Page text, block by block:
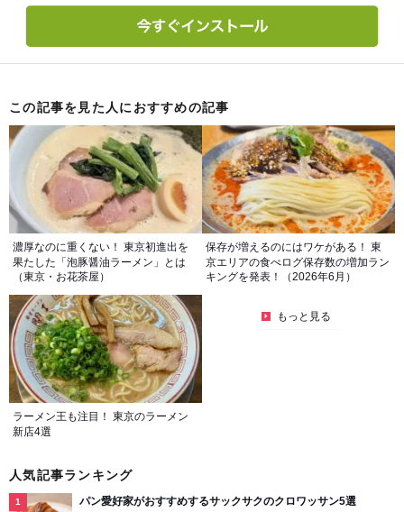
この記事を見た人におすすめの記事
濃厚なのに重くない！ 東京初進出を
果たした「泡豚醤油ラーメン」とは
（東京・お花茶屋）
保存が増えるのにはワケがある！ 東
京エリアの食べログ保存数の増加ラン
キングを発表！（2026年6月）
ラーメン王も注目！ 東京のラーメン
新店4選
もっと見る
人気記事ランキング
パン愛好家がおすすめするサックサクのクロワッサン5選